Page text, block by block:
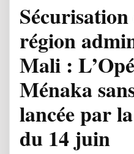
région
Mali :
Ménaka
lancée par
du 14 juin